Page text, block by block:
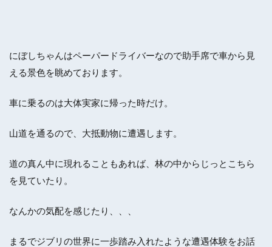
にぼしちゃんはペーパードライバーなので助手席で車から見
える景色を眺めております。
車に乗るのは大体実家に帰った時だけ。
山道を通るので、大抵動物に遭遇します。
道の真ん中に現れることもあれば、林の中からじっとこちら
を見ていたり。
なんかの気配を感じたり、、、
まるでジブリの世界に一歩踏み入れたような遭遇体験をお話